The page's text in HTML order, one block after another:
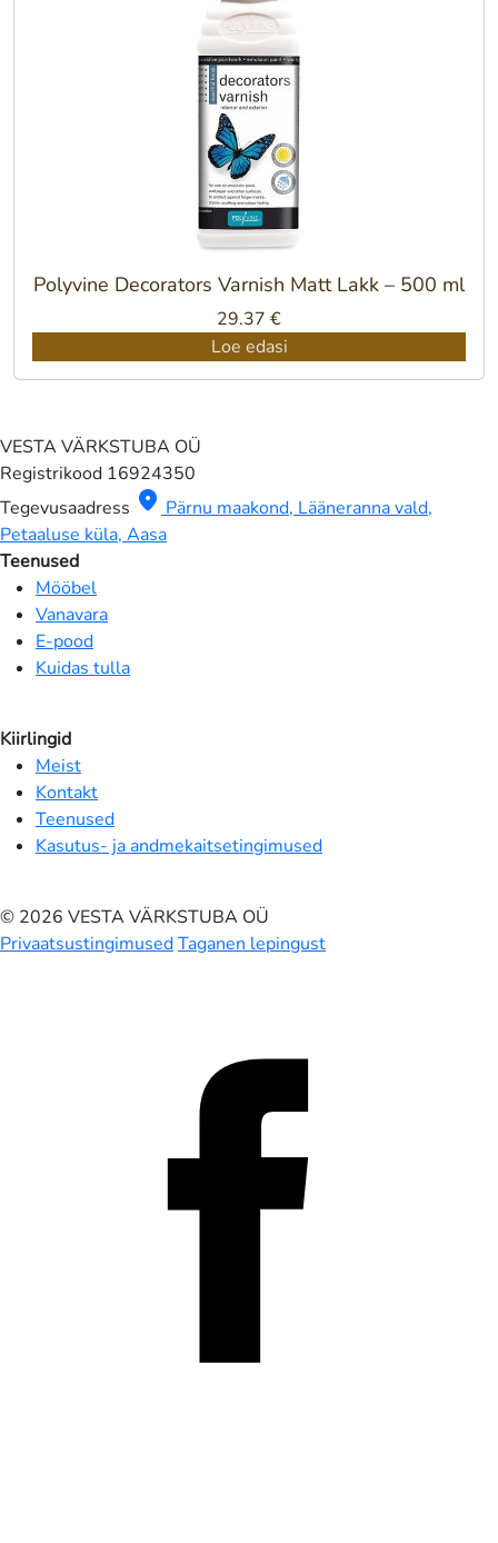
Polyvine Decorators Varnish Matt Lakk – 500 ml
29.37 €
Loe edasi
VESTA VÄRKSTUBA OÜ
Registrikood 16924350
Tegevusaadress location_on Pärnu maakond, Lääneranna vald,
Petaaluse küla, Aasa
Teenused
Mööbel
Vanavara
E-pood
Kuidas tulla
Kiirlingid
Meist
Kontakt
Teenused
Kasutus- ja andmekaitsetingimused
© 2026 VESTA VÄRKSTUBA OÜ
PrivaatsustingimusedTaganen lepingust